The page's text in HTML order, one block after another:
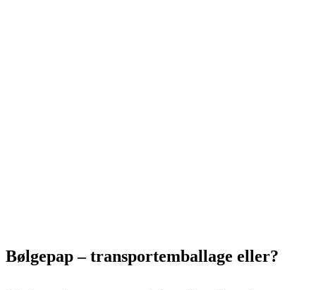
Bølgepap – transportemballage eller?